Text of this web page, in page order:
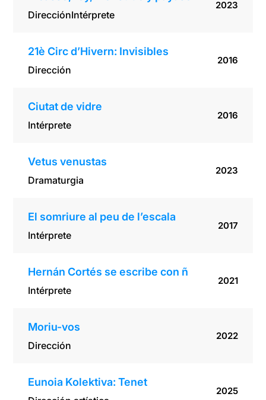
DirecciónIntérprete
2023
21è Circ d’Hivern: Invisibles
Dirección
2016
Ciutat de vidre
Intérprete
2016
Vetus venustas
Dramaturgia
2023
El somriure al peu de l’escala
Intérprete
2017
Hernán Cortés se escribe con ñ
Intérprete
2021
Moriu-vos
Dirección
2022
Eunoia Kolektiva: Tenet
2025